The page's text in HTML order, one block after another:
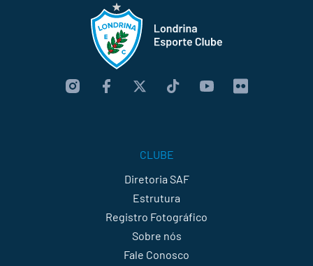
CLUBE
Diretoria SAF
Estrutura
Registro Fotográfico
Sobre nós
Fale Conosco